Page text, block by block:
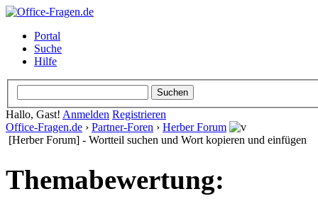
Portal
Suche
Hilfe
Hallo, Gast! Anmelden Registrieren
Office-Fragen.de › Partner-Foren › Herber Forum
[Herber Forum] - Wortteil suchen und Wort kopieren und einfügen
Themabewertung: